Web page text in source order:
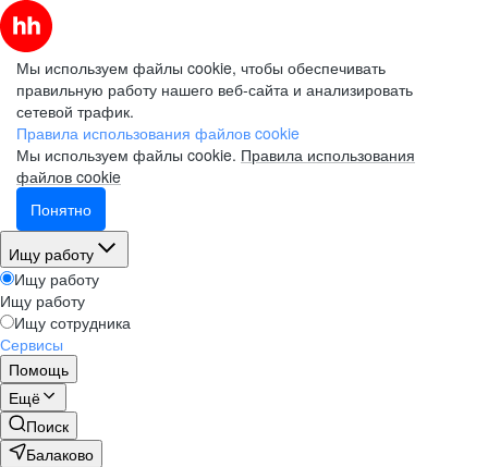
Мы используем файлы cookie, чтобы обеспечивать
правильную работу нашего веб-сайта и анализировать
сетевой трафик.
Правила использования файлов cookie
Мы используем файлы cookie. Правила использования
файлов cookie
Понятно
Ищу работу
Ищу работу
Ищу работу
Ищу сотрудника
Сервисы
Помощь
Ещё
Поиск
Балаково